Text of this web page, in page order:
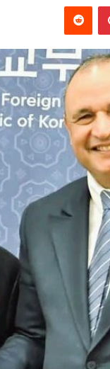
بينتيريست